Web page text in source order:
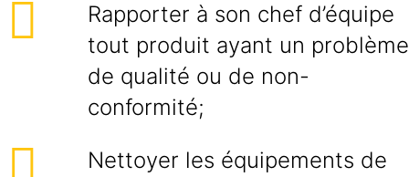
Rapporter à son chef d’équipe
tout produit ayant un problème
de qualité ou de non-
conformité;
Nettoyer les équipements de